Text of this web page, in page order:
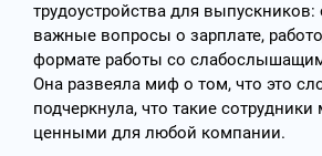
трудоустройства для выпускников:
важные вопросы о зарплате,
формате работы со
Она развеяла миф о том, что это
подчеркнула, что такие сотрудники
ценными для любой компании.